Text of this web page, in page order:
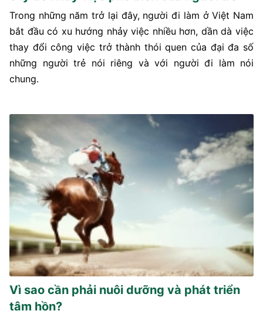
Trong những năm trở lại đây, người đi làm ở Việt Nam
bắt đầu có xu hướng nhảy việc nhiều hơn, dần dà việc
thay đổi công việc trở thành thói quen của đại đa số
những người trẻ nói riêng và với người đi làm nói
chung.
Vì sao cần phải nuôi dưỡng và phát triển
tâm hồn?